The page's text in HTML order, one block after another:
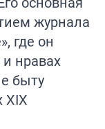
журнала
где он
нравах
быту
XIX